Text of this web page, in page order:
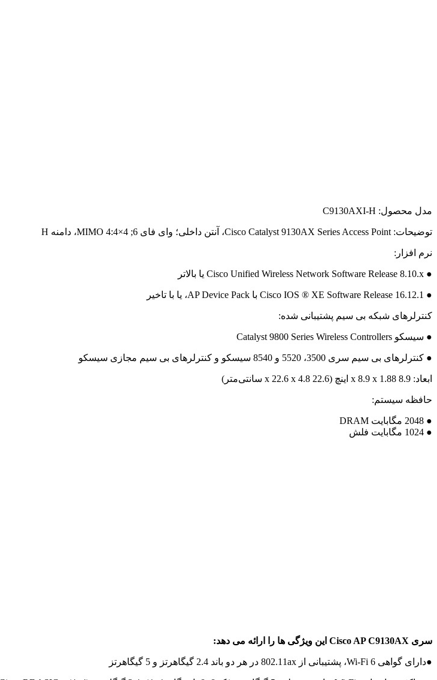
مدل محصول: C9130AXI-H
توضیحات: Cisco Catalyst 9130AX Series Access Point، آنتن داخلی؛ وای فای 6; 4×4:4 MIMO، دامنه H
نرم افزار:
● Cisco Unified Wireless Network Software Release 8.10.x یا بالاتر
● Cisco IOS ® XE Software Release 16.12.1 با AP Device Pack، یا با تاخیر
کنترلرهای شبکه بی سیم پشتیبانی شده:
● سیسکو Catalyst 9800 Series Wireless Controllers
● کنترلرهای بی سیم سری 3500، 5520 و 8540 سیسکو و کنترلرهای بی سیم مجازی سیسکو
ابعاد: 8.9 x 8.9 x 1.88 اینچ (22.6 x 22.6 x 4.8 سانتی‌متر)
حافظه سیستم:
● 2048 مگابایت DRAM
● 1024 مگابایت فلش
سری Cisco AP C9130AX این ویژگی ها را ارائه می دهد:
●دارای گواهی Wi-Fi 6، پشتیبانی از 802.11ax در هر دو باند 2.4 گیگاهرتز و 5 گیگاهرتز